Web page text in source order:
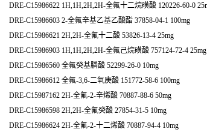
DRE-C15986622 1H,1H,2H,2H-全氟十二烷磺酸 120226-60-0
DRE-C15986603 2-全氟辛基乙基乙酸酯 37858-04-1 100mg
DRE-C15986621 2H,2H-全氟十二酸 53826-13-4 25mg
DRE-C15986903 1H,1H,2H,2H-全氟己烷磺酸 757124-72-4 25mg
DRE-C15986560 全氟癸基膦酸 52299-26-0 10mg
DRE-C15986612 全氟-3,6-二氧庚酸 151772-58-6 100mg
DRE-C15987162 2H-全氟-2-辛烯酸 70887-88-6 50mg
DRE-C15986598 2H,2H-全氟癸酸 27854-31-5 10mg
DRE-C15986624 2H-全氟-2-十二烯酸 70887-94-4 10mg